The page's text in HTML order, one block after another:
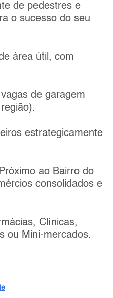
de pedestres e
o sucesso do seu
área útil, com
de garagem
estrategicamente
ao Bairro do
consolidados e
Clínicas,
ou Mini-mercados.